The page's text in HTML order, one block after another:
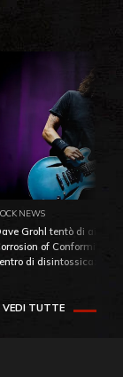
NEWS
Grohl tentò di
of Conformity
di
VEDI TUTTE